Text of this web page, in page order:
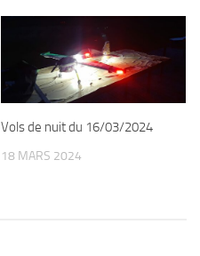
Vols de nuit du 16/03/2024
18 MARS 2024